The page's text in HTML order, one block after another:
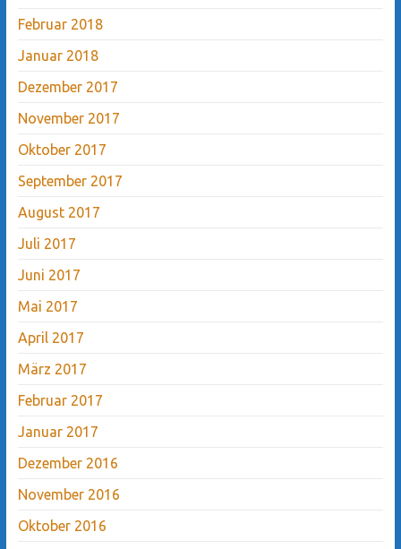
Februar 2018
Januar 2018
Dezember 2017
November 2017
Oktober 2017
September 2017
August 2017
Juli 2017
Juni 2017
Mai 2017
April 2017
März 2017
Februar 2017
Januar 2017
Dezember 2016
November 2016
Oktober 2016